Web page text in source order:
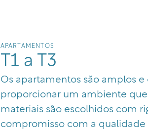
APARTAMENTOS
T1 a T3
Os apartamentos são amplos
proporcionar um ambiente
materiais são escolhidos com
compromisso com a qualidade